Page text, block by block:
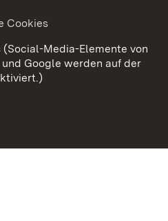
Barrierefreiheit
Cookies
Cookies
Media-Elemente von
Google werden auf der